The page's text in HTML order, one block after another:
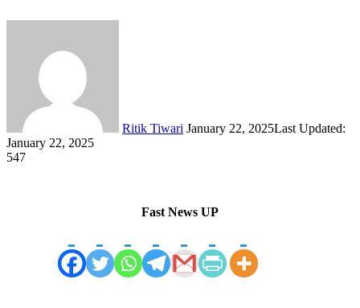
Ritik Tiwari January 22, 2025Last Updated:
January 22, 2025
547
Fast News UP